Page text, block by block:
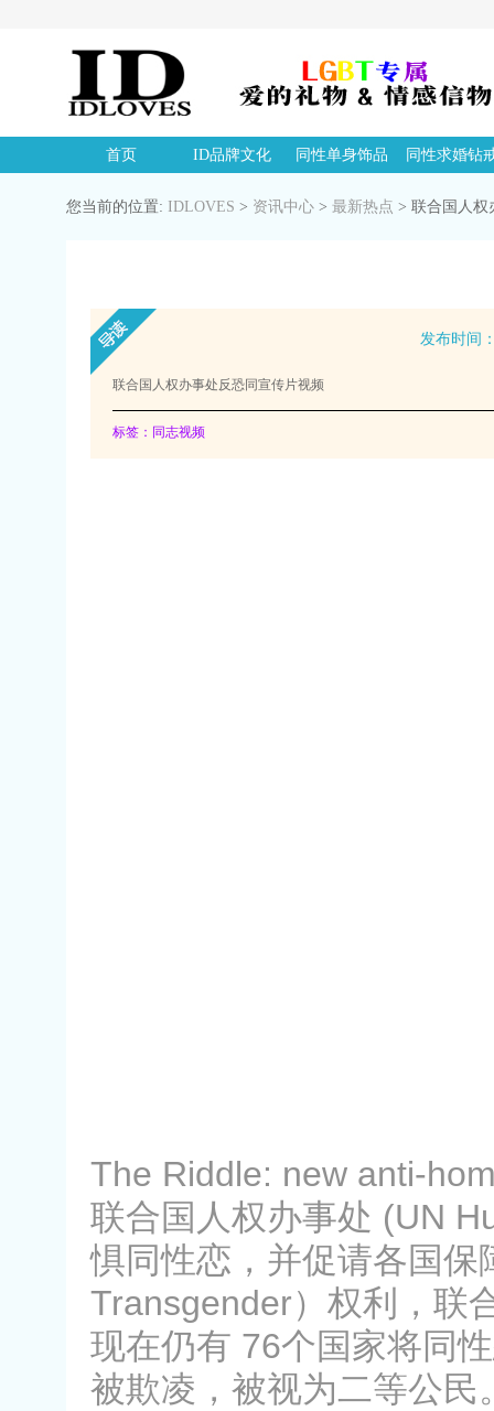
首页 ID品牌文化 同性单身饰品 同性求婚钻
您当前的位置: IDLOVES > 资讯中心 > 最新热点 > 联合国人权
发布时间
联合国人权办事处反恐同宣传片视频
标签：同志视频
The Riddle: new anti-
联合国人权办事处 (UN
惧同性恋，并促请各国
Transgender）权利，联
现在仍有 76个国家将同
被欺凌，被视为二等公